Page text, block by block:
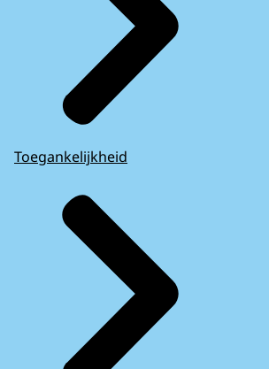
Toegankelijkheid